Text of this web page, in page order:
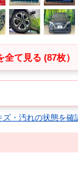
て見る (87枚）
・汚れの状態を確